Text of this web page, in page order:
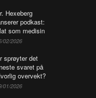
Hexeberg
podkast:
som medisin
02/2026
sprøyter det
svaret på
overvekt?
01/2026